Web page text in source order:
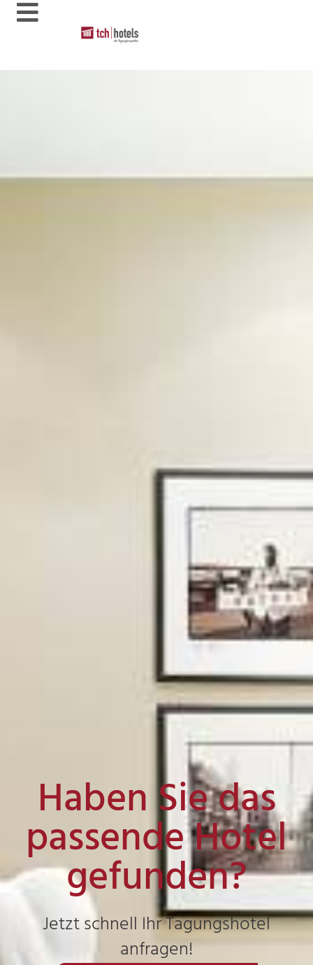
Haben Sie das
passende Hotel
gefunden?
Jetzt schnell Ihr Tagungshotel
anfragen!